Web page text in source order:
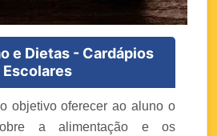
e Dietas - Cardápios
Escolares
objetivo oferecer ao aluno o
a alimentação e os